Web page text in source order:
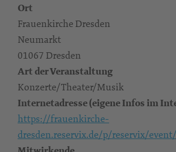
Ort
Frauenkirche Dresden
Neumarkt
01067 Dresden
Art der Veranstaltung
Konzerte/Theater/Musik
Internetadresse (eigene Infos im
https://frauenkirche-
dresden.reservix.de/p/reservix/